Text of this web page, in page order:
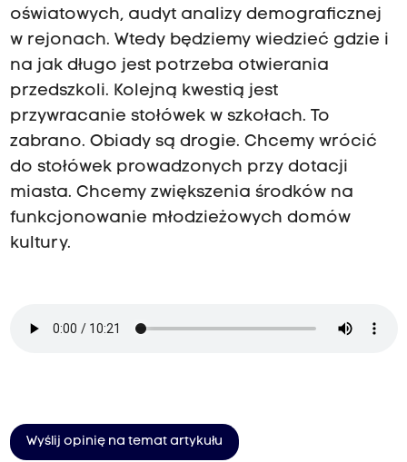
oświatowych, audyt analizy demograficznej
w rejonach. Wtedy będziemy wiedzieć gdzie i
na jak długo jest potrzeba otwierania
przedszkoli. Kolejną kwestią jest
przywracanie stołówek w szkołach. To
zabrano. Obiady są drogie. Chcemy wrócić
do stołówek prowadzonych przy dotacji
miasta. Chcemy zwiększenia środków na
funkcjonowanie młodzieżowych domów
kultury.
Wyślij opinię na temat artykułu